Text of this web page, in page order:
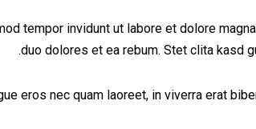
tempor invidunt ut labore et dolore
duo dolores et ea rebum. Stet clita kasd
eros nec quam laoreet, in viverra erat